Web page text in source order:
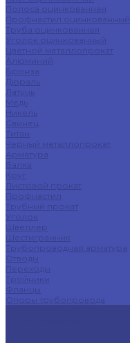
Полоса оцинкованная
Профнастил оцинкованный
Труба оцинкованная
Уголок оцинкованный
Цветной металлопрокат
Алюминий
Бронза
Дюраль
Латунь
Медь
Никель
Свинец
Титан
Черный металлопрокат
Арматура
Балка
Круг
Листовой прокат
Профнастил
Трубный прокат
Уголок
Швеллер
Шестигранник
Трубопроводная арматура
Отводы
Переходы
Тройники
Фланцы
Опоры трубопровода